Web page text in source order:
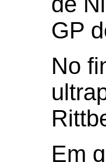
GP
No
Em